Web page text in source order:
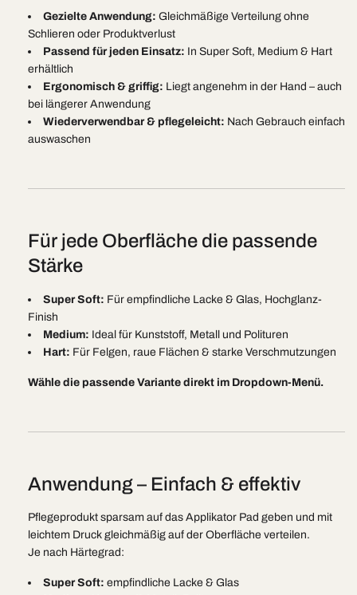
Gezielte Anwendung: Gleichmäßige Verteilung ohne
Schlieren oder Produktverlust
Passend für jeden Einsatz: In Super Soft, Medium & Hart
erhältlich
Ergonomisch & griffig: Liegt angenehm in der Hand – auch
bei längerer Anwendung
Wiederverwendbar & pflegeleicht: Nach Gebrauch einfach
auswaschen
Für jede Oberfläche die passende
Stärke
Super Soft: Für empfindliche Lacke & Glas, Hochglanz-
Finish
Medium: Ideal für Kunststoff, Metall und Polituren
Hart: Für Felgen, raue Flächen & starke Verschmutzungen
Wähle die passende Variante direkt im Dropdown-Menü.
Anwendung – Einfach & effektiv
Pflegeprodukt sparsam auf das Applikator Pad geben und mit
leichtem Druck gleichmäßig auf der Oberfläche verteilen.
Je nach Härtegrad:
Super Soft: empfindliche Lacke & Glas